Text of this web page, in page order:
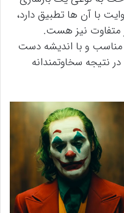
با آن ها تطبیق دارد،
متفاوت نیز هست.
مناسب و با اندیشه دست
نتیجه سخاوتمندانه